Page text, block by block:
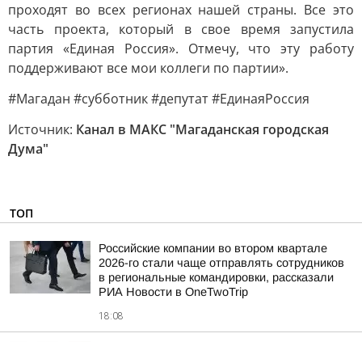
проходят во всех регионах нашей страны. Все это
часть проекта, который в свое время запустила
партия «Единая Россия». Отмечу, что эту работу
поддерживают все мои коллеги по партии».
#Магадан #субботник #депутат #ЕдинаяРоссия
Источник: Канал в МАКС "Магаданская городская
Дума"
ТОП
Российские компании во втором квартале
2026-го стали чаще отправлять сотрудников
в региональные командировки, рассказали
РИА Новости в OneTwoTrip
18:08